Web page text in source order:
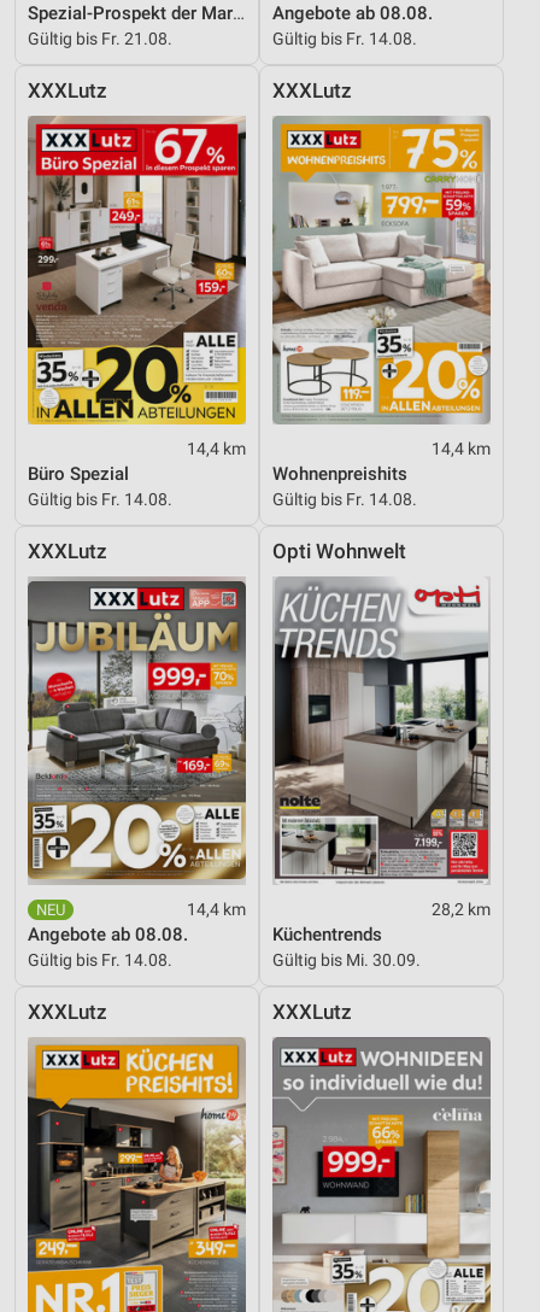
Spezial-Prospekt der Marken
Gültig bis Fr. 21.08.
Angebote ab 08.08.
Gültig bis Fr. 14.08.
XXXLutz
14,4 km
Büro Spezial
Gültig bis Fr. 14.08.
XXXLutz
14,4 km
Wohnenpreishits
Gültig bis Fr. 14.08.
XXXLutz
14,4 km
Angebote ab 08.08.
Gültig bis Fr. 14.08.
Opti Wohnwelt
28,2 km
Küchentrends
Gültig bis Mi. 30.09.
XXXLutz XXXLutz
Funktional